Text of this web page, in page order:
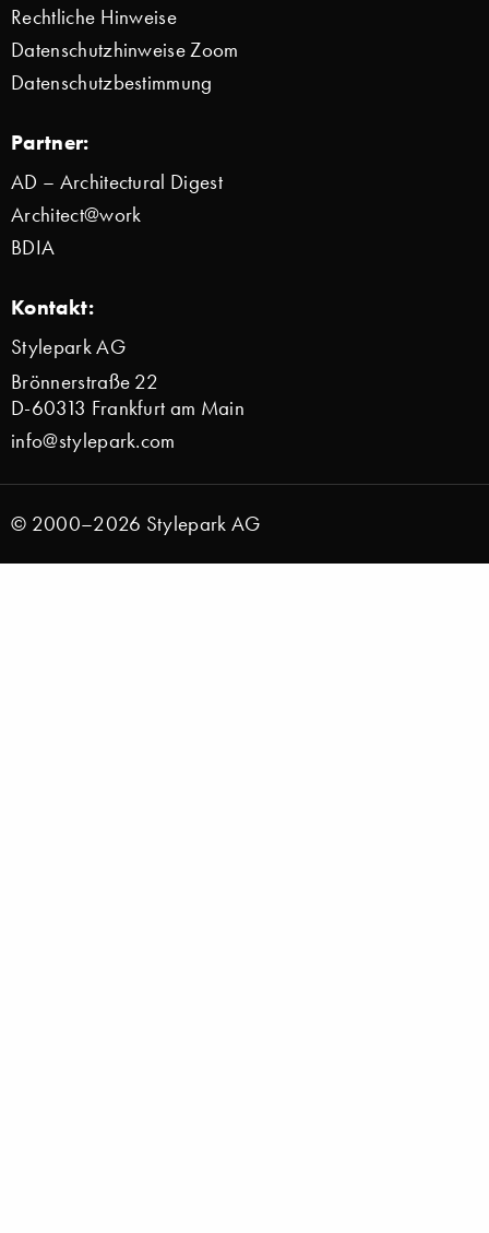
Rechtliche Hinweise
Datenschutzhinweise Zoom
Datenschutzbestimmung
Partner:
AD – Architectural Digest
Architect@work
BDIA
Kontakt:
Stylepark AG
Brönnerstraße 22
D-60313 Frankfurt am Main
info@stylepark.com
© 2000–2026 Stylepark AG